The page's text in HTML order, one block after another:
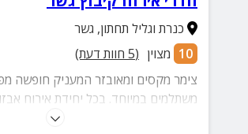
כנרת וגליל תחתון, גשר
10 מצוין (
5 חוות דעת)
צימר מקסים ומאובזר המעניק חופשה
משתלמים במיוחד. בכל יחידת אירוח
בחצר מדשאות מטופחות מגרשי ספורט